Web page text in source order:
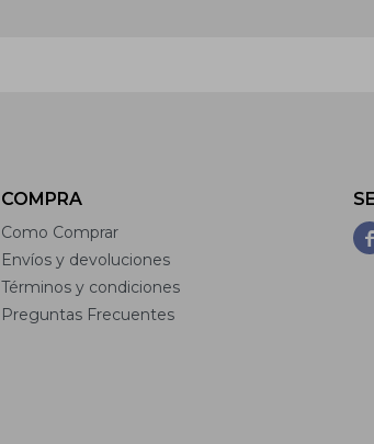
COMPRA
Como Comprar
Envíos y devoluciones
Términos y condiciones
Preguntas Frecuentes
